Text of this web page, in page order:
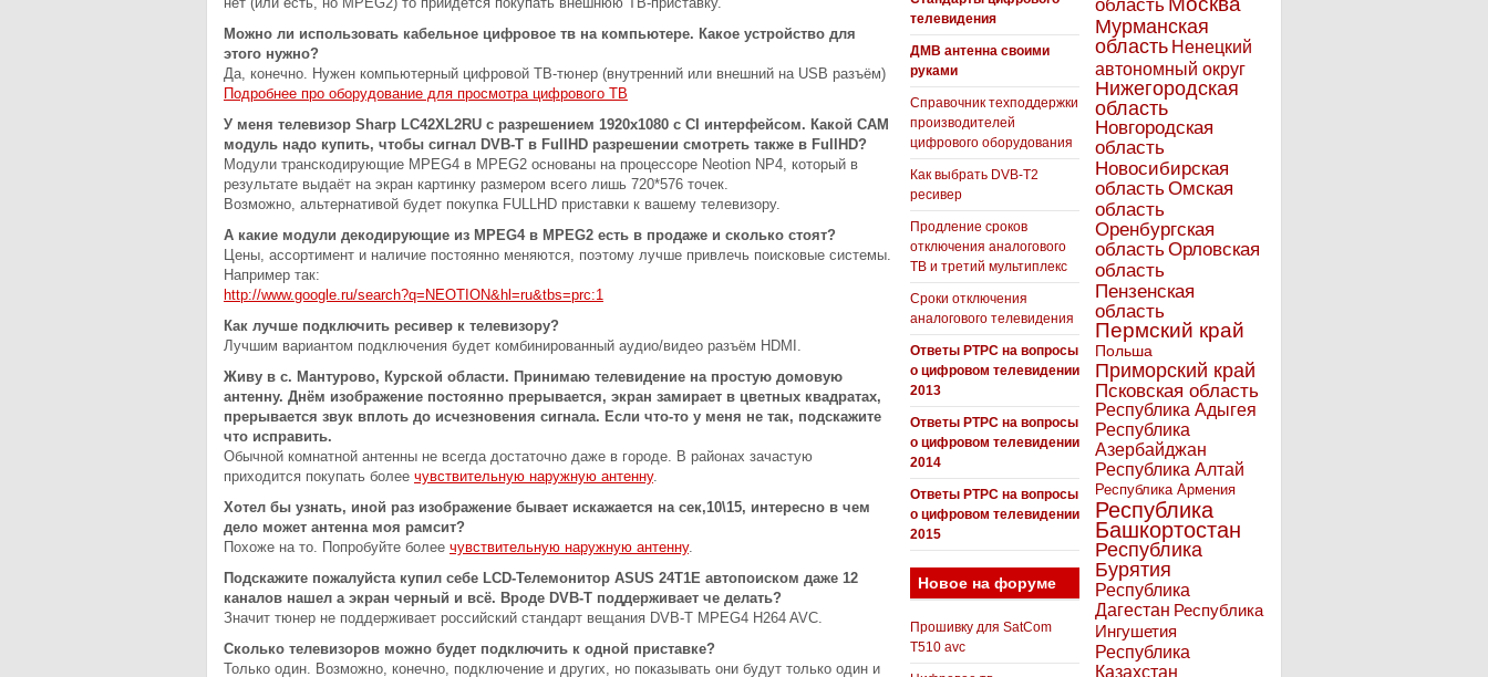
Можно ли использовать кабельное цифровое тв на компьютере. Какое устройство для
этого нужно?
Да, конечно. Нужен компьютерный цифровой ТВ-тюнер (внутренний или внешний на USB разъём)
Подробнее про оборудование для просмотра цифрового ТВ
У меня телевизор Sharp LC42XL2RU с разрешением 1920х1080 с CI интерфейсом. Какой CAM
модуль надо купить, чтобы сигнал DVB-T в FullHD разрешении смотреть также в FullHD?
Модули транскодирующие MPEG4 в MPEG2 основаны на процессоре Neotion NP4, который в
результате выдаёт на экран картинку размером всего лишь 720*576 точек.
Возможно, альтернативой будет покупка FULLHD приставки к вашему телевизору.
А какие модули декодирующие из MPEG4 в MPEG2 есть в продаже и сколько стоят?
Цены, ассортимент и наличие постоянно меняются, поэтому лучше привлечь поисковые системы.
Например так:
http://www.google.ru/search?q=NEOTION&hl=ru&tbs=prc:1
Как лучше подключить ресивер к телевизору?
Лучшим вариантом подключения будет комбинированный аудио/видео разъём HDMI.
Живу в с. Мантурово, Курской области. Принимаю телевидение на простую домовую
антенну. Днём изображение постоянно прерывается, экран замирает в цветных квадратах,
прерывается звук вплоть до исчезновения сигнала. Если что-то у меня не так, подскажите
что исправить.
Обычной комнатной антенны не всегда достаточно даже в городе. В районах зачастую
приходится покупать более чувствительную наружную антенну.
Хотел бы узнать, иной раз изображение бывает искажается на сек,10\15, интересно в чем
дело может антенна моя рамсит?
Похоже на то. Попробуйте более чувствительную наружную антенну.
Подскажите пожалуйста купил себе LCD-Телемонитор ASUS 24T1E автопоиском даже 12
каналов нашел а экран черный и всё. Вроде DVB-Т поддерживает че делать?
Значит тюнер не поддерживает российский стандарт вещания DVB-T MPEG4 H264 AVC.
Сколько телевизоров можно будет подключить к одной приставке?
Только один. Возможно, конечно, подключение и других, но показывать они будут только один и
телевидения
ДМВ антенна своими
руками
Справочник техподдержки
производителей
цифрового оборудования
Как выбрать DVB-T2
ресивер
Продление сроков
отключения аналогового
ТВ и третий мультиплекс
Сроки отключения
аналогового телевидения
Ответы РТРС на вопросы
о цифровом телевидении
2013
Ответы РТРС на вопросы
о цифровом телевидении
2014
Ответы РТРС на вопросы
о цифровом телевидении
2015
Новое на форуме
Прошивку для SatCom
T510 avc
область
Мурманская
область Ненецкий
автономный округ
Нижегородская
область
Новгородская
область
Новосибирская
областьОмская
область
Оренбургская
областьОрловская
область
Пензенская
область
Пермский край
Польша
Приморский край
Псковская область
Республика Адыгея
Республика
Азербайджан
Республика Алтай
Республика Армения
Республика
Башкортостан
Республика
Бурятия
Республика
Дагестан Республика
Ингушетия
Республика
Казахстан